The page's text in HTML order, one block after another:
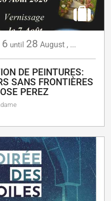
6 until 28 August, ...
DE PEINTURES:
SANS FRONTIÈRES
PEREZ